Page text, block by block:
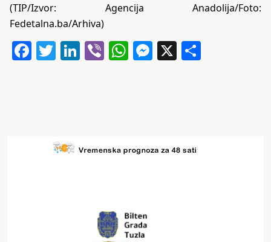
(TIP/Izvor: Agencija Anadolija/Foto:
Fedetalna.ba/Arhiva)
Facebook
Twitter
LinkedIn
ViberWhatsApp
Messenger
X